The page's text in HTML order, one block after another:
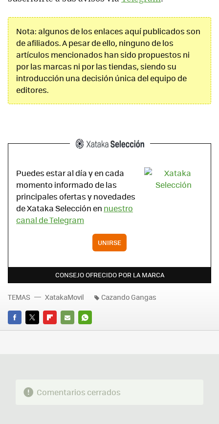
Nota: algunos de los enlaces aquí publicados son
de afiliados. A pesar de ello, ninguno de los
artículos mencionados han sido propuestos ni
por las marcas ni por las tiendas, siendo su
introducción una decisión única del equipo de
editores.
Puedes estar al día y en cada
momento informado de las
principales ofertas y novedades
de Xataka Selección en nuestro
canal de Telegram
UNIRSE
CONSEJO OFRECIDO POR LA MARCA
FACEBOOK
TWITTERFLIPBOARD
E-
WHATSAPP
TEMAS XatakaMovil Cazando Gangas
Comentarios cerrados